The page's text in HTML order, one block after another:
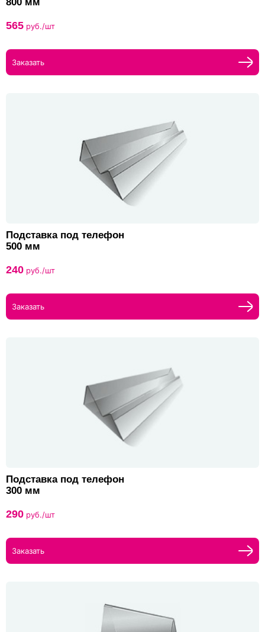
565 руб./шт
Заказать
Подставка под телефон
500 мм
240 руб./шт
Заказать
Подставка под телефон
300 мм
290 руб./шт
Заказать